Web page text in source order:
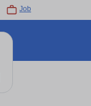
Job